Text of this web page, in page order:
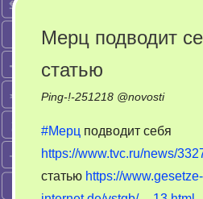
Мерц подводит
статью
Ping-!-251218 @novosti
#Мерц подводит себя
https://www.tvc.ru/news/
статью https://